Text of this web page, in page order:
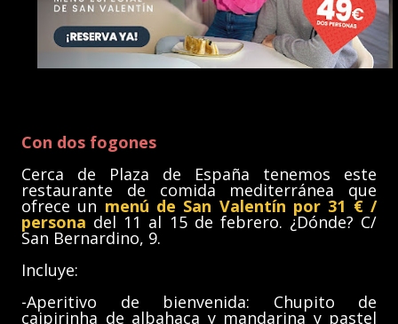
Con dos fogones
Cerca de Plaza de España tenemos este
restaurante de comida mediterránea que
ofrece un menú de San Valentín por 31 € /
persona del 11 al 15 de febrero. ¿Dónde? C/
San Bernardino, 9.
Incluye:
-Aperitivo de bienvenida: Chupito de
caipirinha de albahaca y mandarina y pastel